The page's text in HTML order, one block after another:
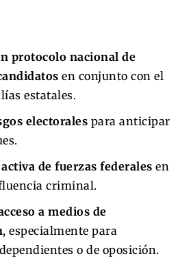
protocolo nacional de
en conjunto con el
estatales.
electorales para anticipar
de fuerzas federales en
criminal.
a medios de
, especialmente para
o de oposición.